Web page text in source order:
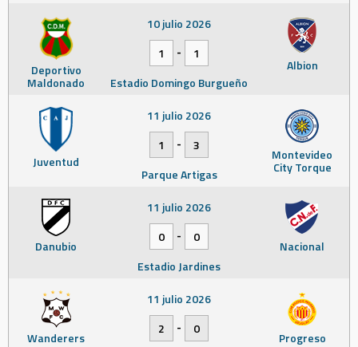
Deportivo
Maldonado
Albion
10 julio 2026
1
-
1
Estadio Domingo Burgueño
Juventud Montevideo
City Torque
11 julio 2026
1
-
3
Parque Artigas
Danubio Nacional
11 julio 2026
0
-
0
Estadio Jardines
Wanderers Progreso
11 julio 2026
2
-
0